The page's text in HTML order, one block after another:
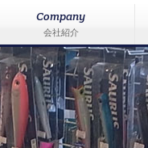
Company
会社紹介